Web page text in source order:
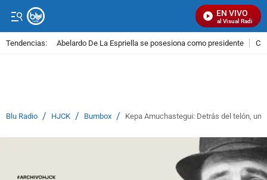
EN VIVO
Señal Visual Radio
Tendencias: Abelardo De La Espriella se posesiona como presidente
Blu Radio / HJCK / Bumbox / Kepa Amuchastegui: Detrás del telón,